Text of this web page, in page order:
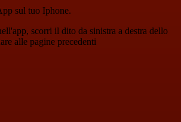
sul tuo Iphone.
scorri il dito da sinistra a destra dello
alle pagine precedenti